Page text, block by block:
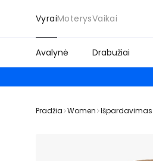
VyraiMoterysVaikai
Avalynė Drabužiai
Pradžia Women Išpardavimas